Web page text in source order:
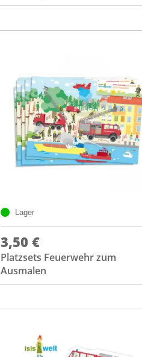
Lager
3,50 €
Platzsets Feuerwehr zum
Ausmalen